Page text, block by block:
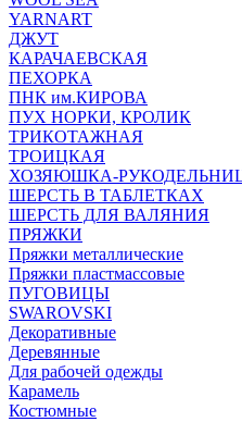
YARNART
ДЖУТ
КАРАЧАЕВСКАЯ
ПЕХОРКА
ПНК им.КИРОВА
ПУХ НОРКИ, КРОЛИК
ТРИКОТАЖНАЯ
ТРОИЦКАЯ
ХОЗЯЮШКА-
ШЕРСТЬ В ТАБЛЕТКАХ
ШЕРСТЬ ДЛЯ ВАЛЯНИЯ
ПРЯЖКИ
Пряжки металлические
Пряжки пластмассовые
ПУГОВИЦЫ
SWAROVSKI
Декоративные
Деревянные
Для рабочей одежды
Карамель
Костюмные